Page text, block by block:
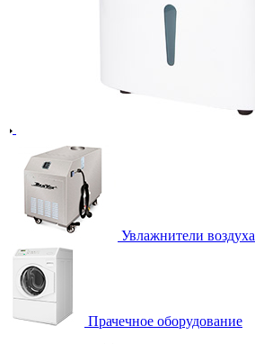
Увлажнители воздуха
Прачечное оборудование